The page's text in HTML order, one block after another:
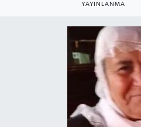
YAYINLANMA